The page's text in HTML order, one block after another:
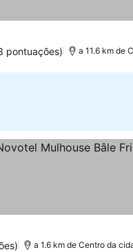
pontuações) a 11.6 km de
a 1.6 km de Centro da